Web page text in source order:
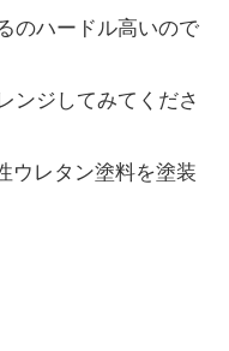
のハードル高いので
ンジしてみてくださ
ウレタン塗料を塗装